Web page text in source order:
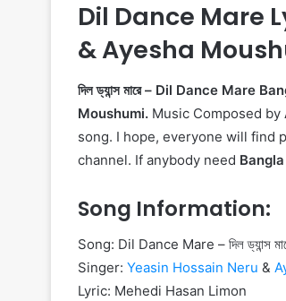
Dil Dance Mare
& Ayesha
দিল ড্যান্স মারে – Dil Dance Mare
Moushumi. Music Composed by
song. I hope, everyone will find
channel. If anybody need
Song Information:
Song: Dil Dance Mare – দিল ড্যান্স
Singer: Yeasin Hossain Neru &
Lyric: Mehedi Hasan Limon